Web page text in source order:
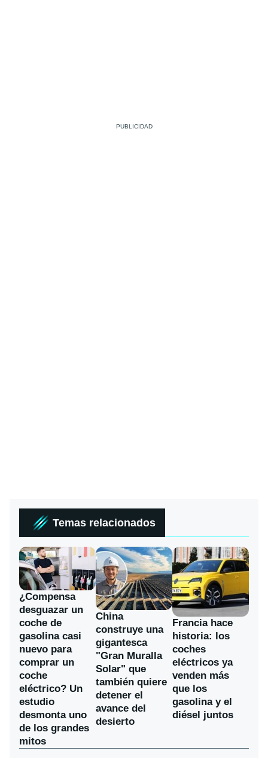
Temas relacionados
¿Compensa
desguazar un
coche de
gasolina casi
nuevo para
comprar un
coche
eléctrico? Un
estudio
desmonta uno
de los grandes
mitos
China
construye una
gigantesca
"Gran Muralla
Solar" que
también quiere
detener el
avance del
desierto
Francia hace
historia: los
coches
eléctricos ya
venden más
que los
gasolina y el
diésel juntos